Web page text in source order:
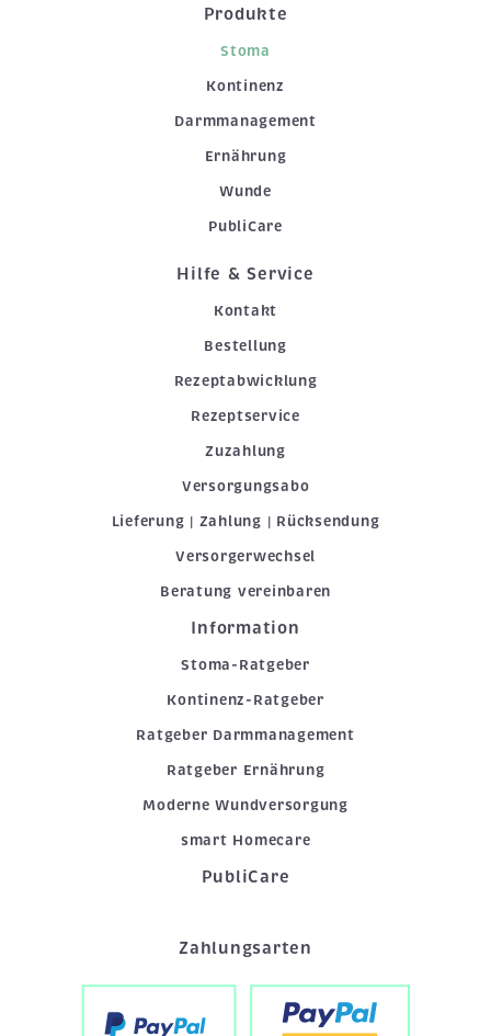
Produkte
Stoma
Kontinenz
Darmmanagement
Ernährung
Wunde
PubliCare
Hilfe & Service
Kontakt
Bestellung
Rezeptabwicklung
Rezeptservice
Zuzahlung
Versorgungsabo
Lieferung | Zahlung | Rücksendung
Versorgerwechsel
Beratung vereinbaren
Information
Stoma-Ratgeber
Kontinenz-Ratgeber
Ratgeber Darmmanagement
Ratgeber Ernährung
Moderne Wundversorgung
smart Homecare
PubliCare
Zahlungsarten